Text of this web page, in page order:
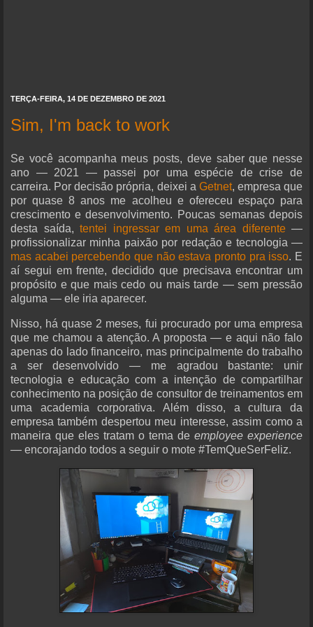
TERÇA-FEIRA, 14 DE DEZEMBRO DE 2021
Sim, I'm back to work
Se você acompanha meus posts, deve saber que nesse
ano — 2021 — passei por uma espécie de crise de
carreira. Por decisão própria, deixei a Getnet, empresa que
por quase 8 anos me acolheu e ofereceu espaço para
crescimento e desenvolvimento. Poucas semanas depois
desta saída, tentei ingressar em uma área diferente—
profissionalizar minha paixão por redação e tecnologia —
mas acabei percebendo que não estava pronto pra isso. E
aí segui em frente, decidido que precisava encontrar um
propósito e que mais cedo ou mais tarde — sem pressão
alguma — ele iria aparecer.
Nisso, há quase 2 meses, fui procurado por uma empresa
que me chamou a atenção. A proposta — e aqui não falo
apenas do lado financeiro, mas principalmente do trabalho
a ser desenvolvido — me agradou bastante: unir
tecnologia e educação com a intenção de compartilhar
conhecimento na posição de consultor de treinamentos em
uma academia corporativa. Além disso, a cultura da
empresa também despertou meu interesse, assim como a
maneira que eles tratam o tema de employee experience
— encorajando todos a seguir o mote #TemQueSerFeliz.